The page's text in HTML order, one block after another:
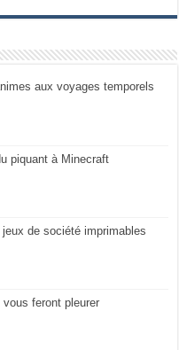
aux voyages temporels
piquant à Minecraft
de société imprimables
feront pleurer